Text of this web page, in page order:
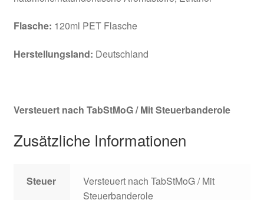
Flasche: 120ml PET Flasche
Herstellungsland: Deutschland
Versteuert nach TabStMoG / Mit Steuerbanderole
Zusätzliche Informationen
Steuer
Versteuert nach TabStMoG / Mit
Steuerbanderole